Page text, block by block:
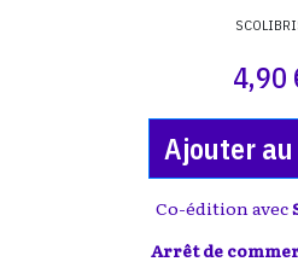
4,90
Ajouter
Co-édition avec
Arrêt de